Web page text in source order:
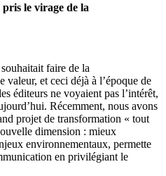
pris le virage de la
faire de la
valeur, et ceci déjà à l’époque de
éditeurs ne voyaient pas l’intérêt,
Récemment, nous avons
projet de transformation « tout
dimension : mieux
environnementaux, permette
en privilégiant le